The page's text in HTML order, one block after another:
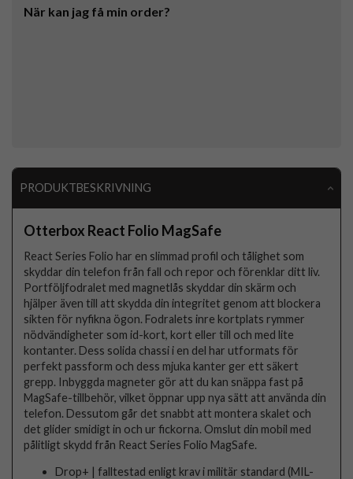
När kan jag få min order?
PRODUKTBESKRIVNING
Otterbox React Folio MagSafe
React Series Folio har en slimmad profil och tålighet som
skyddar din telefon från fall och repor och förenklar ditt liv.
Portföljfodralet med magnetlås skyddar din skärm och
hjälper även till att skydda din integritet genom att blockera
sikten för nyfikna ögon. Fodralets inre kortplats rymmer
nödvändigheter som id-kort, kort eller till och med lite
kontanter. Dess solida chassi i en del har utformats för
perfekt passform och dess mjuka kanter ger ett säkert
grepp. Inbyggda magneter gör att du kan snäppa fast på
MagSafe-tillbehör, vilket öppnar upp nya sätt att använda din
telefon. Dessutom går det snabbt att montera skalet och
det glider smidigt in och ur fickorna. Omslut din mobil med
pålitligt skydd från React Series Folio MagSafe.
Drop+ | falltestad enligt krav i militär standard (MIL-